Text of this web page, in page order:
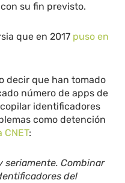
su fin previsto.
que en 2017 puso en
decir que han tomado
número de apps de
identificadores
como detención
CNET:
seriamente. Combinar
del